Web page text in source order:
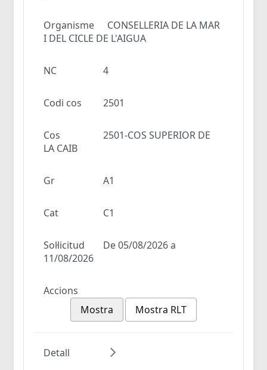
Organisme
CONSELLERIA DE LA MAR
I DEL CICLE DE L'AIGUA
NC 4
Codi cos 2501
Cos
2501-COS SUPERIOR DE
LA CAIB
Gr A1
Cat C1
Sol·licitud
De 05/08/2026 a
11/08/2026
Accions
Mostra
Mostra RLT
Detall